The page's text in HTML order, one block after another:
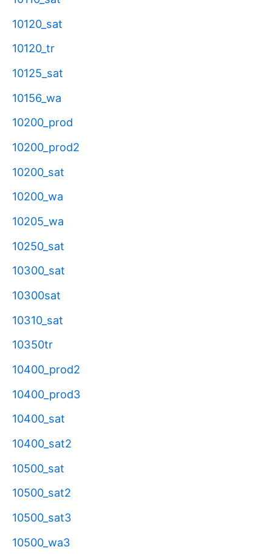
10120_sat
10120_tr
10125_sat
10156_wa
10200_prod
10200_prod2
10200_sat
10200_wa
10205_wa
10250_sat
10300_sat
10300sat
10310_sat
10350tr
10400_prod2
10400_prod3
10400_sat
10400_sat2
10500_sat
10500_sat2
10500_sat3
10500_wa3